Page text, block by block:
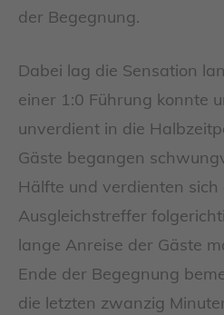
der Begegnung.
Dabei lag die Sensation
einer 1:0 Führung konnte
unverdient in die
Gäste begangen
Hälfte und verdienten sich
Ausgleichstreffer
lange Anreise der Gäste
Ende der Begegnung
die letzten zwanzig